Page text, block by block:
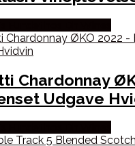
Chardonnay
Udgave